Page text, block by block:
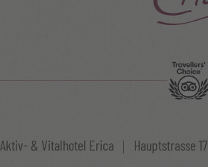
Aktiv- & Vitalhotel Erica Hauptstrasse 17